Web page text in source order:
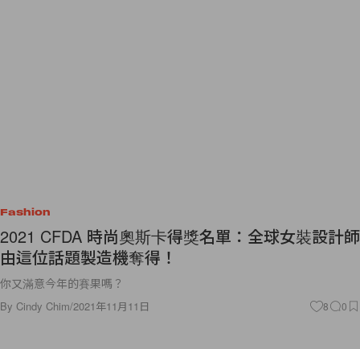
Fashion
2021 CFDA 時尚奧斯卡得獎名單：全球女裝設計師
由這位話題製造機奪得！
你又滿意今年的賽果嗎？
By Cindy Chim/2021年11月11日 8 0